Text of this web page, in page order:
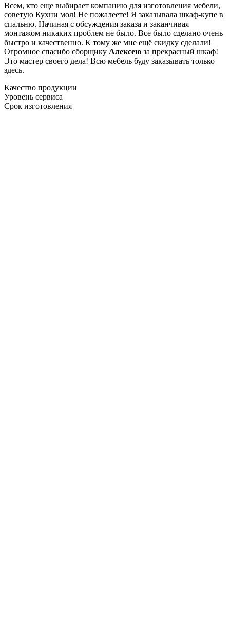
Всем, кто еще выбирает компанию для изготовления мебели,
советую Кухни мол! Не пожалеете! Я заказывала шкаф-купе в
спальню. Начиная с обсуждения заказа и заканчивая
монтажом никаких проблем не было. Все было сделано очень
быстро и качественно. К тому же мне ещё скидку сделали!
Огромное спасибо сборщику Алексею за прекрасный шкаф!
Это мастер своего дела! Всю мебель буду заказывать только
здесь.
Качество продукции
Уровень сервиса
Срок изготовления